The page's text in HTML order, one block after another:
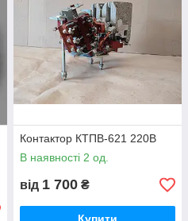
Контактор КТПВ-621 220В
В наявності 2 од.
від 1 700 ₴